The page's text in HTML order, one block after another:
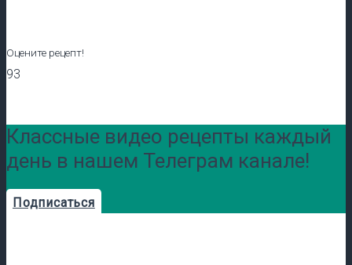
Оцените рецепт!
93
Классные видео рецепты каждый
день в нашем Телеграм канале!
Подписаться